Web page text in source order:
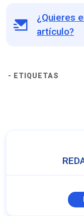
¿Quieres
artículo?
- ETIQUETAS